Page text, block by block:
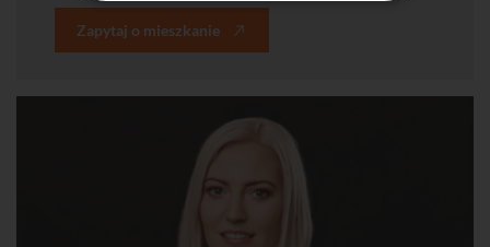
Zapytaj o mieszkanie